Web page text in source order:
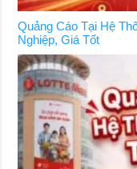
Quảng Cáo Tại Hệ
Nghiệp, Giá Tốt